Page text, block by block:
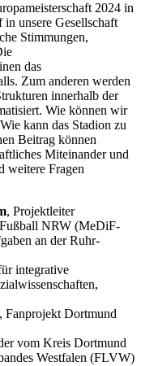
2024 in
unsere Gesellschaft
Stimmungen,
das
Zum anderen werden
innerhalb der
Wie können wir
kann das Stadion zu
Beitrag können
Miteinander und
weitere Fragen
, Projektleiter
NRW (MeDiF-
an der Ruhr-
integrative
Fanprojekt Dortmund
vom Kreis Dortmund
Westfalen (FLVW)